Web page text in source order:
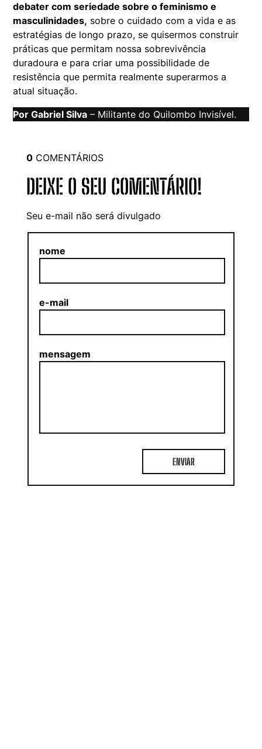
debater com seriedade sobre o feminismo e
masculinidades, sobre o cuidado com a vida e as
estratégias de longo prazo, se quisermos construir
práticas que permitam nossa sobrevivência
duradoura e para criar uma possibilidade de
resistência que permita realmente superarmos a
atual situação.
Por Gabriel Silva – Militante do Quilombo Invisível.
0COMENTÁRIOS
DEIXE O SEU COMENTÁRIO!
Seu e-mail não será divulgado
nome
e-mail
mensagem